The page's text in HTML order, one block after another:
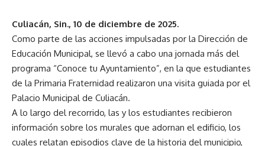
Culiacán, Sin., 10 de diciembre de 2025.
Como parte de las acciones impulsadas por la Dirección de
Educación Municipal, se llevó a cabo una jornada más del
programa “Conoce tu Ayuntamiento”, en la que estudiantes
de la Primaria Fraternidad realizaron una visita guiada por el
Palacio Municipal de Culiacán.
A lo largo del recorrido, las y los estudiantes recibieron
información sobre los murales que adornan el edificio, los
cuales relatan episodios clave de la historia del municipio,